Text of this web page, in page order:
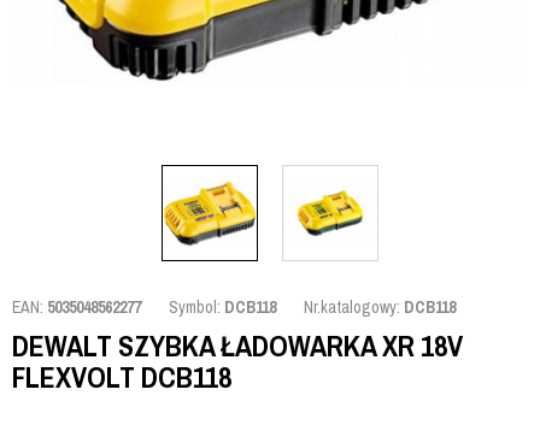
EAN: 5035048562277 Symbol: DCB118 Nr.katalogowy: DCB118
DEWALT SZYBKA ŁADOWARKA XR 18V
FLEXVOLT DCB118